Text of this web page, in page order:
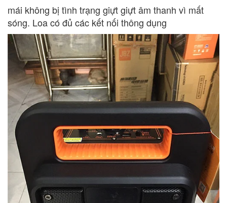
mái không bị tình trạng giựt giựt âm thanh vì mất
sóng. Loa có đủ các kết nối thông dụng